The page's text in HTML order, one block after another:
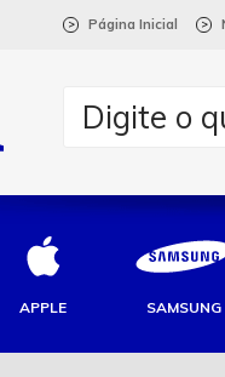
> Página Inicial >
APPLE SAMSUNG